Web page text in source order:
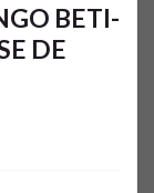
BETI-
DE